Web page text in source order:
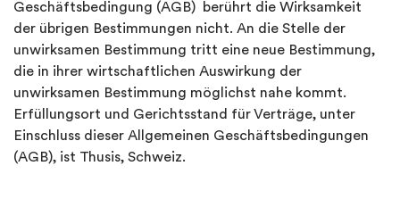
Geschäftsbedingung (AGB) berührt die Wirksamkeit
der übrigen Bestimmungen nicht. An die Stelle der
unwirksamen Bestimmung tritt eine neue Bestimmung,
die in ihrer wirtschaftlichen Auswirkung der
unwirksamen Bestimmung möglichst nahe kommt.
Erfüllungsort und Gerichtsstand für Verträge, unter
Einschluss dieser Allgemeinen Geschäftsbedingungen
(AGB), ist Thusis, Schweiz.